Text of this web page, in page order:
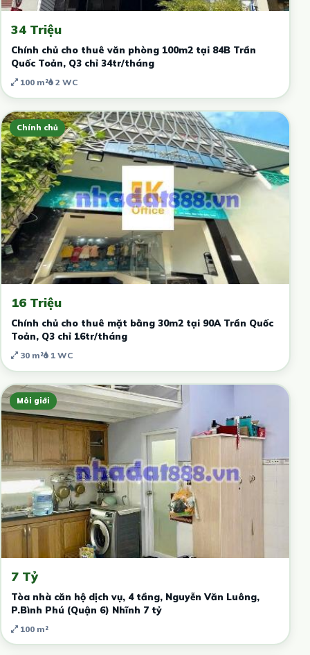
34 Triệu
Chính chủ cho thuê văn phòng 100m2 tại 84B Trần
Quốc Toản, Q3 chỉ 34tr/tháng
100 m² 2 WC
Chính chủ
16 Triệu
Chính chủ cho thuê mặt bằng 30m2 tại 90A Trần Quốc
Toản, Q3 chỉ 16tr/tháng
30 m² 1 WC
Môi giới
7 Tỷ
Tòa nhà căn hộ dịch vụ, 4 tầng, Nguyễn Văn Luông,
P.Bình Phú (Quận 6) Nhĩnh 7 tỷ
100 m²